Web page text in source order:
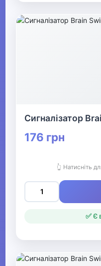
Сигналізатор
176 грн
👆 Натисніть
✅ Є